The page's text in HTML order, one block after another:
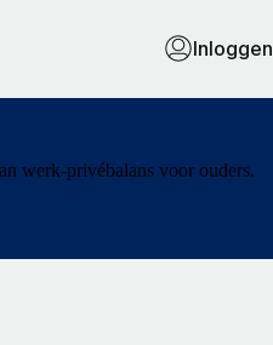
Inloggen
werk-privébalans voor ouders.